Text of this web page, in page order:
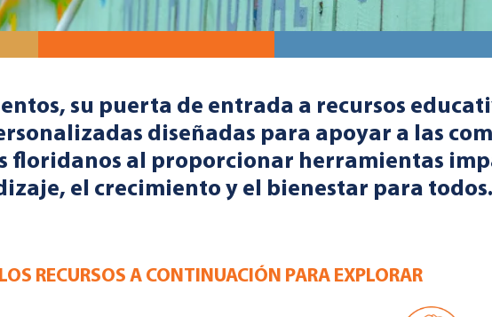
su puerta de entrada a recursos
diseñadas para apoyar a las
floridanos al proporcionar herramientas
el crecimiento y el bienestar para todos.
RECURSOS A CONTINUACIÓN PARA EXPLORAR